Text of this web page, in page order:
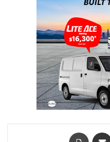
تيلقرام مشاركة عبر البريد